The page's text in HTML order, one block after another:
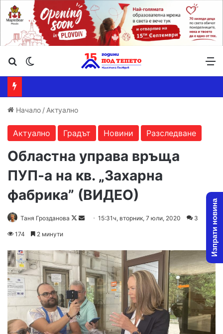
Търсене ...
Начало / Актуално
Актуално Градът Новини Разследване
Областна управа връща
ПУП-а на кв. „Захарна
фабрика” (ВИДЕО)
Таня Грозданова
F
l
o
o
n
X
d
a
n
e
m
a
i
15:31ч, вторник, 7 юли, 2020 3
174 2 минути Изпрати новина